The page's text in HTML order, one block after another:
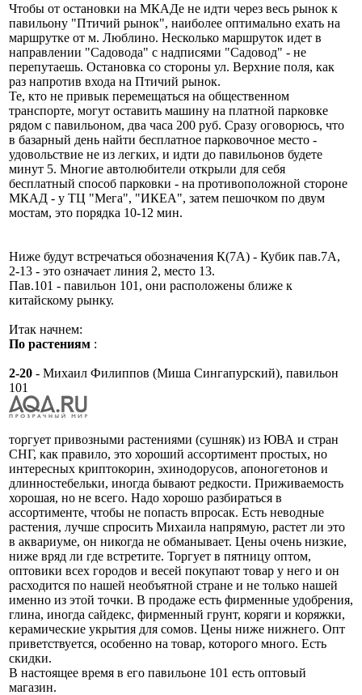
Чтобы от остановки на МКАДе не идти через весь рынок к
павильону "Птичий рынок", наиболее оптимально ехать на
маршрутке от м. Люблино. Несколько маршруток идет в
направлении "Садовода" с надписями "Садовод" - не
перепутаешь. Остановка со стороны ул. Верхние поля, как
раз напротив входа на Птичий рынок.
Те, кто не привык перемещаться на общественном
транспорте, могут оставить машину на платной парковке
рядом с павильоном, два часа 200 руб. Сразу оговорюсь, что
в базарный день найти бесплатное парковочное место -
удовольствие не из легких, и идти до павильонов будете
минут 5. Многие автолюбители открыли для себя
бесплатный способ парковки - на противоположной стороне
МКАД - у ТЦ "Мега", "ИКЕА", затем пешочком по двум
мостам, это порядка 10-12 мин.
Ниже будут встречаться обозначения К(7А) - Кубик пав.7А,
2-13 - это означает линия 2, место 13.
Пав.101 - павильон 101, они расположены ближе к
китайскому рынку.
Итак начнем:
По растениям :
2-20 - Михаил Филиппов (Миша Сингапурский), павильон
101
торгует привозными растениями (сушняк) из ЮВА и стран
СНГ, как правило, это хороший ассортимент простых, но
интересных криптокорин, эхинодорусов, апоногетонов и
длинностебельки, иногда бывают редкости. Приживаемость
хорошая, но не всего. Надо хорошо разбираться в
ассортименте, чтобы не попасть впросак. Есть неводные
растения, лучше спросить Михаила напрямую, растет ли это
в аквариуме, он никогда не обманывает. Цены очень низкие,
ниже вряд ли где встретите. Торгует в пятницу оптом,
оптовики всех городов и весей покупают товар у него и он
расходится по нашей необъятной стране и не только нашей
именно из этой точки. В продаже есть фирменные удобрения,
глина, иногда сайдекс, фирменный грунт, коряги и коряжки,
керамические укрытия для сомов. Цены ниже нижнего. Опт
приветствуется, особенно на товар, которого много. Есть
скидки.
В настоящее время в его павильоне 101 есть оптовый
магазин.